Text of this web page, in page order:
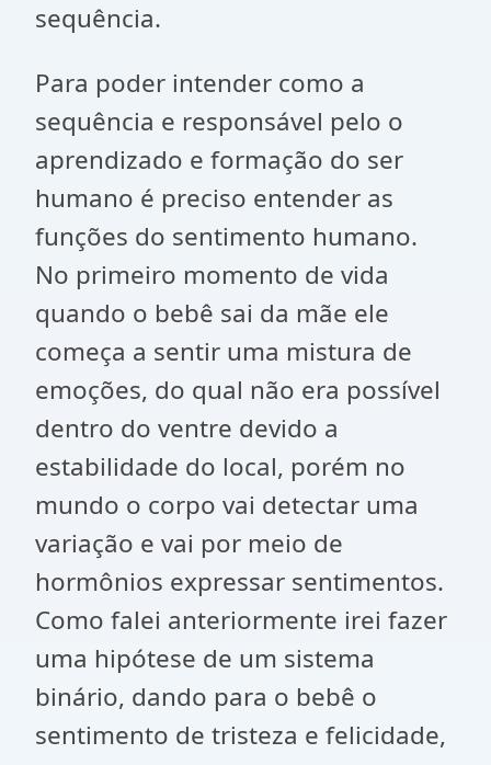
sequência.
Para poder intender como a
sequência e responsável pelo o
aprendizado e formação do ser
humano é preciso entender as
funções do sentimento humano.
No primeiro momento de vida
quando o bebê sai da mãe ele
começa a sentir uma mistura de
emoções, do qual não era possível
dentro do ventre devido a
estabilidade do local, porém no
mundo o corpo vai detectar uma
variação e vai por meio de
hormônios expressar sentimentos.
Como falei anteriormente irei fazer
uma hipótese de um sistema
binário, dando para o bebê o
sentimento de tristeza e felicidade,